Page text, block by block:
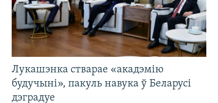
Лукашэнка стварае «акадэмію
будучыні», пакуль навука ў Беларусі
дэградуе